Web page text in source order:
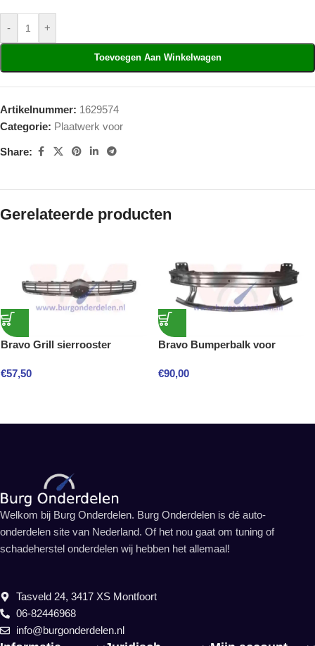
- +
Toevoegen Aan Winkelwagen
Artikelnummer: 1629574
Categorie: Plaatwerk voor
Share:
Gerelateerde producten
Bravo Grill sierrooster
€57,50
Bravo Bumperbalk voor
€90,00
Welkom bij Burg Onderdelen. Burg Onderdelen is dé auto-
onderdelen site van Nederland. Of het nou gaat om tuning of
schadeherstel onderdelen wij hebben het allemaal!
Tasveld 24, 3417 XS Montfoort
06-82446968
info@burgonderdelen.nl